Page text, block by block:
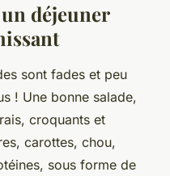
un déjeuner
sont fades et peu
! Une bonne salade,
croquants et
carottes, chou,
sous forme de